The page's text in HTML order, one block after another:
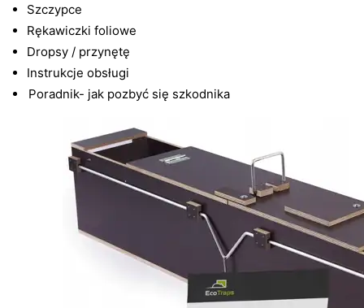
Szczypce
Rękawiczki foliowe
Dropsy / przynętę
Instrukcje obsługi
Poradnik- jak pozbyć się szkodnika